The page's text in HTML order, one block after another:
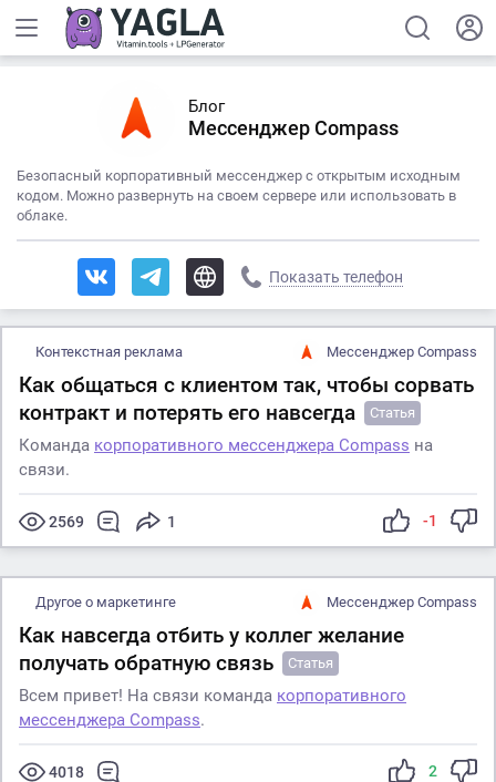
Блог
Мессенджер Compass
Безопасный корпоративный мессенджер с открытым исходным
кодом. Можно развернуть на своем сервере или использовать в
облаке.
Показать телефон
Контекстная реклама Мессенджер Compass
Как общаться с клиентом так, чтобы сорвать
контракт и потерять его навсегда
Статья
Команда корпоративного мессенджера Compass на
связи.
2569 1 -1
Другое о маркетинге Мессенджер Compass
Как навсегда отбить у коллег желание
получать обратную связь
Статья
Всем привет! На связи команда корпоративного
мессенджера Compass.
4018 2